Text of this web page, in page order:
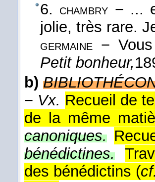
6. chambry − ...
jolie, très rare.
germaine −
Petit bonheur,
b)
− Vx. Recueil de
de la même
canoniques.
bénédictines.
des bénédictins (